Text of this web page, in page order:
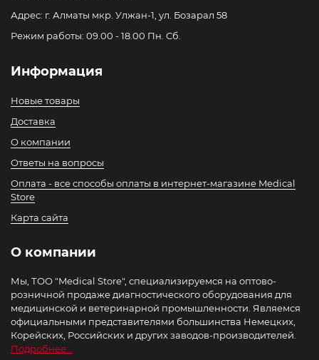
Адрес: г. Алматы мкр. Улжан-1, ул. Бозарал 58
Режим работы: 09.00 - 18.00 Пн. Сб.
Информация
Новые товары
Доставка
О компании
Ответы на вопросы
Оплата - все способы оплаты в интернет-магазине Medical
Store
Карта сайта
О компании
Мы, ТОО "Medical Store", специализируемся на оптово-
розничной продаже диагностического оборудования для
медицинской и ветеринарной промышленности. Являемся
официальными представителями большинства Немецких,
Корейских, Российских и других заводов-производителей.
Подробнее...